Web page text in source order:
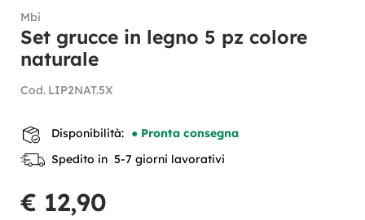
Mbi
Set grucce in legno 5 pz colore
naturale
Cod. LIP2NAT.5X
Disponibilità: ● Pronta consegna
Spedito in 5-7 giorni lavorativi
€ 12,90